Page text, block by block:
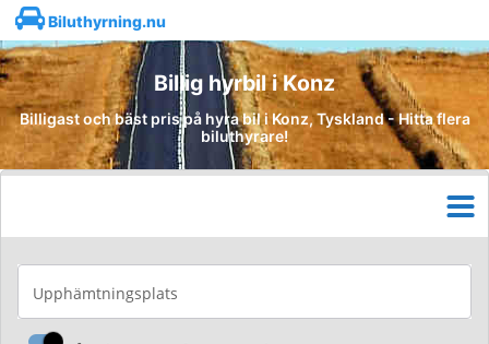
Biluthyrning.nu
Billig hyrbil i Konz
Billigast och bäst pris på hyra bil i Konz, Tyskland - Hitta flera
biluthyrare!
Upphämtningsplats